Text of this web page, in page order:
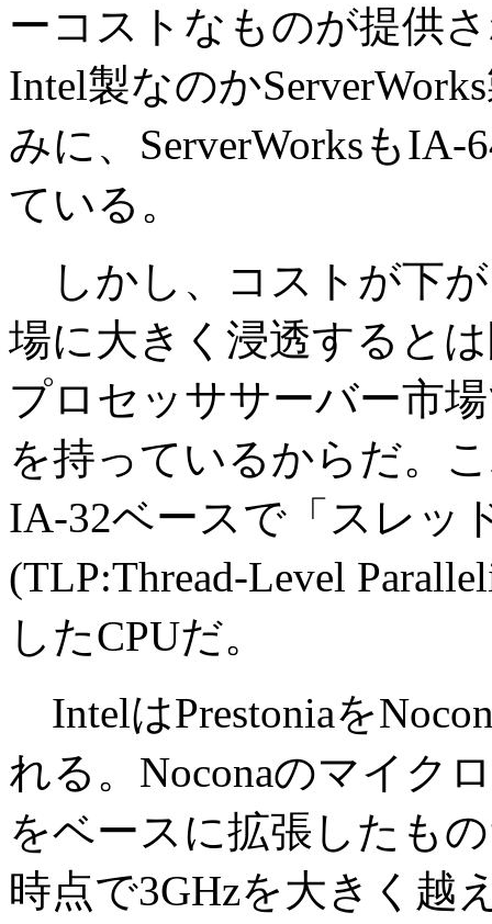
ーコストなものが提供
Intel製なのか
みに、ServerWorksも
ている。
しかし、コストが下が
場に大きく浸透すると
プロセッササーバー市
を持っているからだ。
IA-32ベースで「スレッ
(TLP:Thread-Level
したCPUだ。
IntelはPrestoniaを
れる。Noconaのマイク
をベースに拡張したも
時点で3GHzを大きく越